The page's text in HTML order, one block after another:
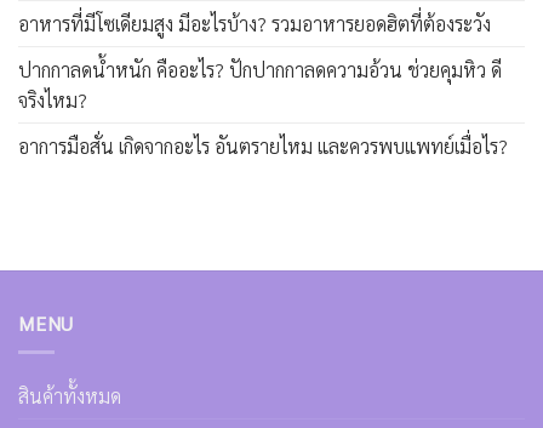
อาหารที่มีโซเดียมสูง มีอะไรบ้าง? รวมอาหารยอดฮิตที่ต้องระวัง
ปากกาลดน้ำหนัก คืออะไร? ปักปากกาลดความอ้วน ช่วยคุมหิว ดี
จริงไหม?
อาการมือสั่น เกิดจากอะไร อันตรายไหม และควรพบแพทย์เมื่อไร?
MENU
สินค้าทั้งหมด